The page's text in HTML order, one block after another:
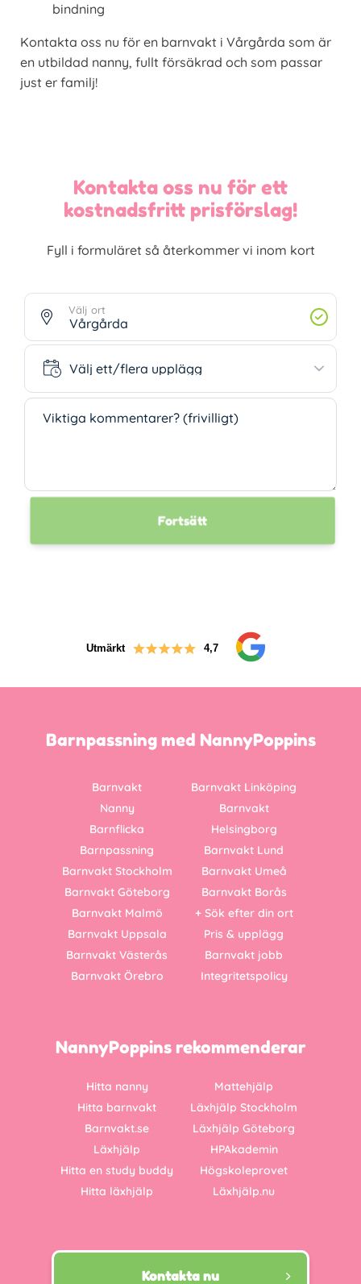
bindning
Kontakta oss nu för en barnvakt i Vårgårda som är
en utbildad nanny, fullt försäkrad och som passar
just er familj!
Kontakta oss nu för ett
kostnadsfritt prisförslag!
Fyll i formuläret så återkommer vi inom kort
Välj ort
Välj ett/flera upplägg
Välj ett/flera upplägg
Viktiga kommentarer? (frivilligt)
Fortsätt
Utmärkt 4,7
Barnpassning med NannyPoppins
Barnvakt
Nanny
Barnflicka
Barnpassning
Barnvakt Stockholm
Barnvakt Göteborg
Barnvakt Malmö
Barnvakt Uppsala
Barnvakt Västerås
Barnvakt Örebro
Barnvakt Linköping
Barnvakt
Helsingborg
Barnvakt Lund
Barnvakt Umeå
Barnvakt Borås
+ Sök efter din ort
Pris & upplägg
Barnvakt jobb
Integritetspolicy
NannyPoppins rekommenderar
Hitta nanny
Hitta barnvakt
Barnvakt.se
Läxhjälp
Hitta en study buddy
Hitta läxhjälp
Mattehjälp
Läxhjälp Stockholm
Läxhjälp Göteborg
HPAkademin
Högskoleprovet
Läxhjälp.nu
Kontakta nu